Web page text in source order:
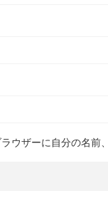
ウザーに自分の名前